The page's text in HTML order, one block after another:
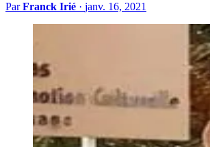
ParFranck Irié · janv. 16, 2021